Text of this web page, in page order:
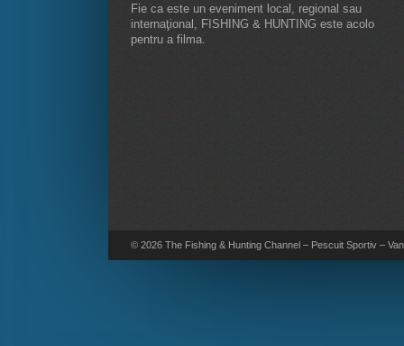
Fie ca este un eveniment local, regional sau
internaţional, FISHING & HUNTING este acolo
pentru a filma.
© 2026 The Fishing & Hunting Channel – Pescuit Sportiv –